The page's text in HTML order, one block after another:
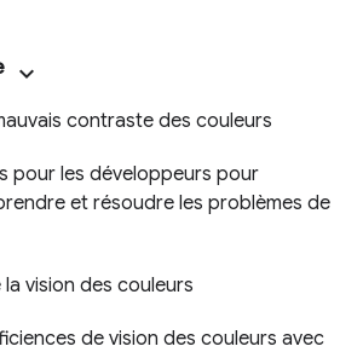
contraste des couleurs
pour les développeurs pour
et résoudre les problèmes de
vision des couleurs
de vision des couleurs avec